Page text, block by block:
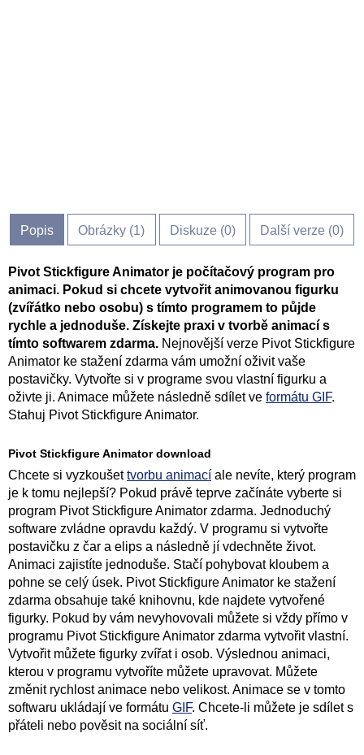
Popis Obrázky (1) Diskuze (0) Další verze (0)
Pivot Stickfigure Animator je počítačový program pro
animaci. Pokud si chcete vytvořit animovanou figurku
(zvířátko nebo osobu) s tímto programem to půjde
rychle a jednoduše. Získejte praxi v tvorbě animací s
tímto softwarem zdarma. Nejnovější verze Pivot Stickfigure
Animator ke stažení zdarma vám umožní oživit vaše
postavičky. Vytvořte si v programe svou vlastní figurku a
oživte ji. Animace můžete následně sdílet ve formátu GIF.
Stahuj Pivot Stickfigure Animator.
Pivot Stickfigure Animator download
Chcete si vyzkoušettvorbu animací ale nevíte, který program
je k tomu nejlepší? Pokud právě teprve začínáte vyberte si
program Pivot Stickfigure Animator zdarma. Jednoduchý
software zvládne opravdu každý. V programu si vytvořte
postavičku z čar a elips a následně jí vdechněte život.
Animaci zajistíte jednoduše. Stačí pohybovat kloubem a
pohne se celý úsek. Pivot Stickfigure Animator ke stažení
zdarma obsahuje také knihovnu, kde najdete vytvořené
figurky. Pokud by vám nevyhovovali můžete si vždy přímo v
programu Pivot Stickfigure Animator zdarma vytvořit vlastní.
Vytvořit můžete figurky zvířat i osob. Výslednou animaci,
kterou v programu vytvoříte můžete upravovat. Můžete
změnit rychlost animace nebo velikost. Animace se v tomto
softwaru ukládají ve formátu GIF. Chcete-li můžete je sdílet s
přáteli nebo pověsit na sociální síť.